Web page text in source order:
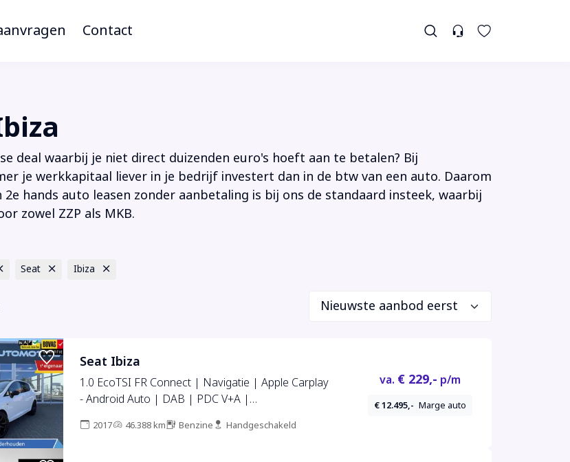
Contact
deal waarbij je niet direct duizenden euro's hoeft aan te betalen? Bij
je werkkapitaal liever in je bedrijf investert dan in de btw van een auto. Daarom
2e hands auto leasen zonder aanbetaling is bij ons de standaard insteek, waarbij
zowel ZZP als MKB.
Seat Ibiza
Seat Ibiza
1.0 EcoTSI FR Connect | Navigatie | Apple Carplay
- Android Auto | DAB | PDC V+A |
auto van 1e eigenaar
2017 46.388 km Benzine Handgeschakeld
va. € 229,- p/m
€ 12.495,- Marge auto